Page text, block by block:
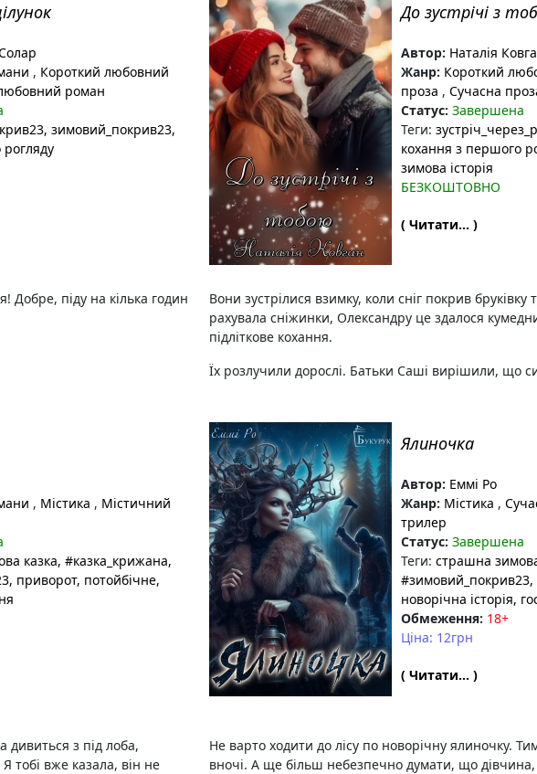
, Короткий любовний
роман
, зимовий_покрив23,
Добре, піду на кілька годин
До зустрічі з
Автор: Наталія
Жанр: Короткий
проза , Сучасна
Статус: Завершена
Теги:
кохання з першого
зимова історія
БЕЗКОШТОВНО
( Читати... )
Вони зустрілися взимку, коли сніг покрив
рахувала сніжинки, Олександру це здалося
підліткове кохання.
Їх розлучили дорослі. Батьки Саші вирішили, що
, Містика , Містичний
казка, #казка_крижана,
, приворот, потойбічне,
з під лоба,
тобі вже казала, він не
Ялиночка
Автор: Еммі Ро
Жанр: Містика ,
трилер
Статус: Завершена
Теги: страшна
#зимовий_покрив23,
новорічна історія,
Обмеження: 18+
Ціна: 12грн
( Читати... )
Не варто ходити до лісу по новорічну ялиночку.
вночі. А ще більш небезпечно думати, що дівчина,